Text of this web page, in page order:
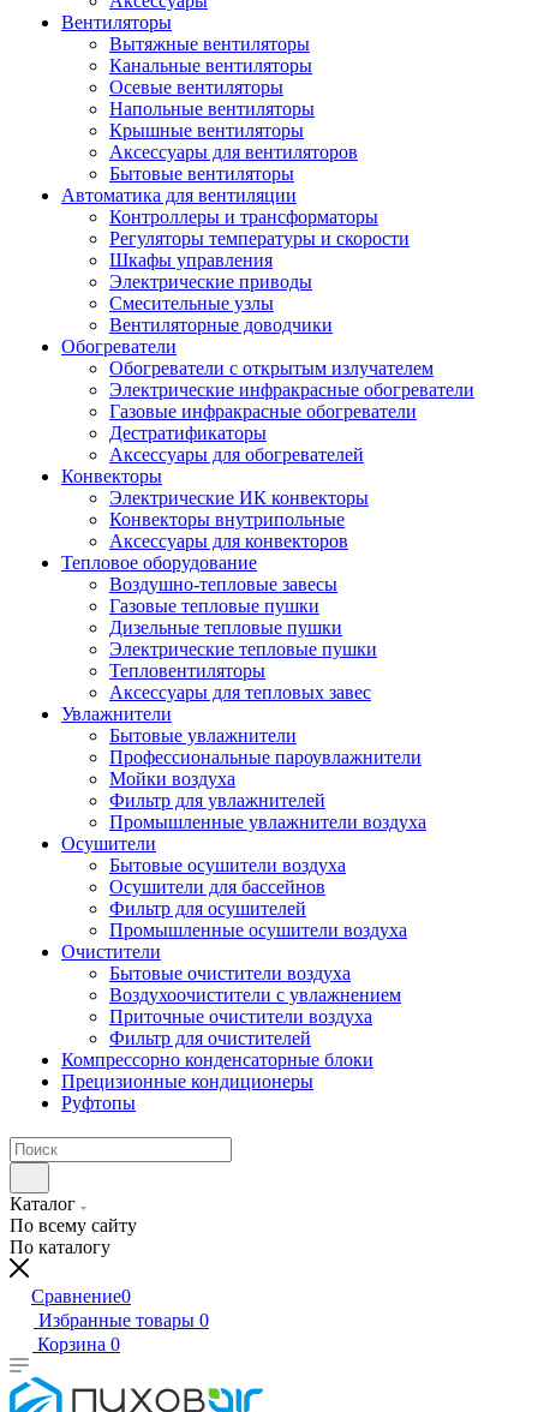
Вентиляторы
Вытяжные вентиляторы
Канальные вентиляторы
Осевые вентиляторы
Напольные вентиляторы
Крышные вентиляторы
Аксессуары для вентиляторов
Бытовые вентиляторы
Автоматика для вентиляции
Контроллеры и трансформаторы
Регуляторы температуры и скорости
Шкафы управления
Электрические приводы
Смесительные узлы
Вентиляторные доводчики
Обогреватели
Обогреватели с открытым излучателем
Электрические инфракрасные обогреватели
Газовые инфракрасные обогреватели
Дестратификаторы
Аксессуары для обогревателей
Конвекторы
Электрические ИК конвекторы
Конвекторы внутрипольные
Аксессуары для конвекторов
Тепловое оборудование
Воздушно-тепловые завесы
Газовые тепловые пушки
Дизельные тепловые пушки
Электрические тепловые пушки
Тепловентиляторы
Аксессуары для тепловых завес
Увлажнители
Бытовые увлажнители
Профессиональные пароувлажнители
Мойки воздуха
Фильтр для увлажнителей
Промышленные увлажнители воздуха
Осушители
Бытовые осушители воздуха
Осушители для бассейнов
Фильтр для осушителей
Промышленные осушители воздуха
Очистители
Бытовые очистители воздуха
Воздухоочистители с увлажнением
Приточные очистители воздуха
Фильтр для очистителей
Компрессорно конденсаторные блоки
Прецизионные кондиционеры
Руфтопы
Каталог
По всему сайту
По каталогу
Сравнение0
Избранные товары 0
Корзина 0